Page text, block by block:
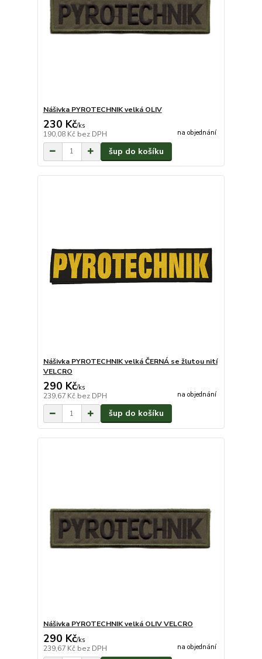
Nášivka PYROTECHNIK velká OLIV
230 Kč/ks
190,08 Kč bez DPH na objednání
šup do košíku
Nášivka PYROTECHNIK velká ČERNÁ se žlutou nití
VELCRO
290 Kč/ks
239,67 Kč bez DPH na objednání
šup do košíku
Nášivka PYROTECHNIK velká OLIV VELCRO
290 Kč/ks
239,67 Kč bez DPH na objednání